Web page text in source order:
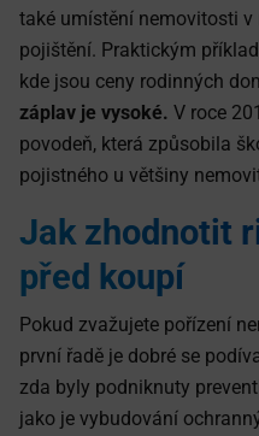
také umístění nemovitosti
pojištění. Praktickým
kde jsou ceny rodinných
záplav je vysoké. V roce
povodeň, která způsobila
pojistného u většiny
Jak zhodnotit
před koupí
Pokud zvažujete pořízení
první řadě je dobré se
zda byly podniknuty
jako je vybudování